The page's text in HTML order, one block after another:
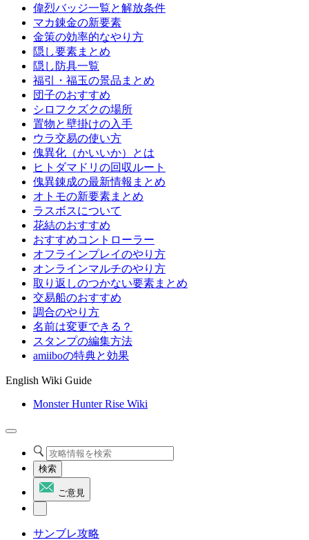
偉烈バッジ一覧と解放条件
マカ錬金の新要素
金策の効率的なやり方
隠し要素まとめ
隠し防具一覧
福引・福玉の景品まとめ
団子のおすすめ
シロフクズクの場所
置物と壁掛けの入手
ウラ交易の使い方
傀異化（かいいか）とは
ヒトダマドリの回収ルート
傀異錬成の最新情報まとめ
オトモの新要素まとめ
ラスボスについて
花結のおすすめ
おすすめコントローラー
オフラインプレイのやり方
オンラインマルチのやり方
取り返しのつかない要素まとめ
交易船のおすすめ
調合のやり方
名前は変更できる？
スタンプの編集方法
amiiboの特典と効果
English Wiki Guide
Monster Hunter Rise Wiki
検索
ご意見
サンブレ攻略